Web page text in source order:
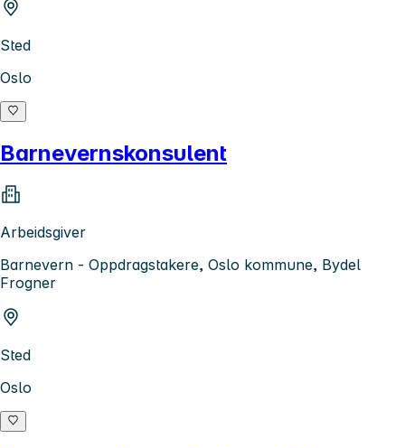
Sted
Oslo
Barnevernskonsulent
Arbeidsgiver
Barnevern - Oppdragstakere, Oslo kommune, Bydel
Frogner
Sted
Oslo